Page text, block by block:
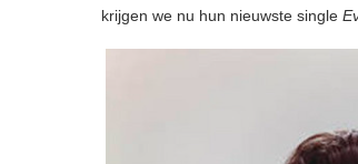
krijgen we nu hun nieuwste single